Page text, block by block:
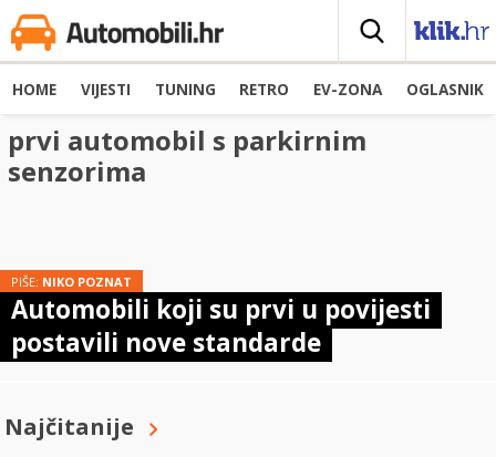
HOME VIJESTI TUNING RETRO EV-ZONA OGLASNIK
prvi automobil s parkirnim
senzorima
PIŠE: NIKO POZNAT
Automobili koji su prvi u povijesti
postavili nove standarde
Najčitanije